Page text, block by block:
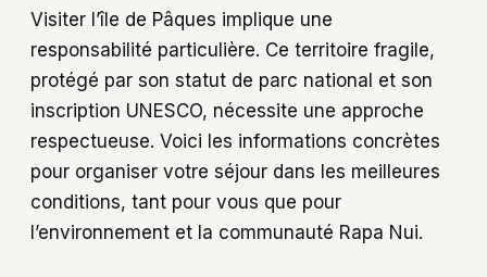
Visiter l’île de Pâques implique une
responsabilité particulière. Ce territoire fragile,
protégé par son statut de parc national et son
inscription UNESCO, nécessite une approche
respectueuse. Voici les informations concrètes
pour organiser votre séjour dans les meilleures
conditions, tant pour vous que pour
l’environnement et la communauté Rapa Nui.